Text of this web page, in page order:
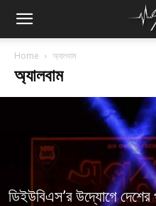
Home অ্যালবাম
অ্যালবাম
ডিইউবিএস’র উদ্যোগে দেশের